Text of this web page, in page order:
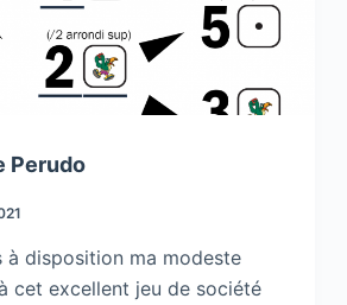
Perudo
à disposition ma modeste
cet excellent jeu de société